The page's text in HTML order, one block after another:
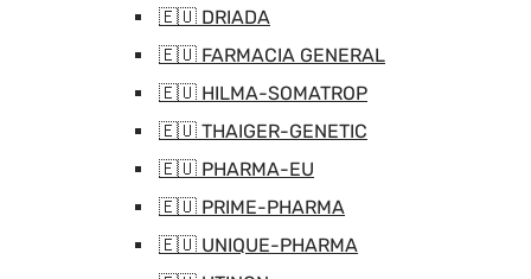
🇪🇺 DRIADA
🇪🇺 FARMACIA GENERAL
🇪🇺 HILMA-SOMATROP
🇪🇺 THAIGER-GENETIC
🇪🇺 PHARMA-EU
🇪🇺 PRIME-PHARMA
🇪🇺 UNIQUE-PHARMA